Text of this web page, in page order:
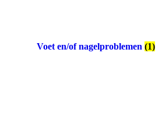
Voet en/of nagelproblemen (1)